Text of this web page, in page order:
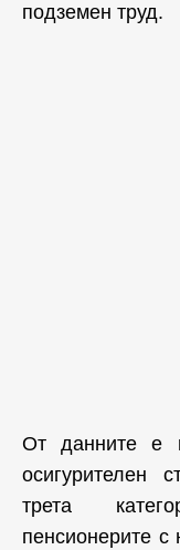
подземен труд.
От данните е
осигурителен
трета
пенсионерите с